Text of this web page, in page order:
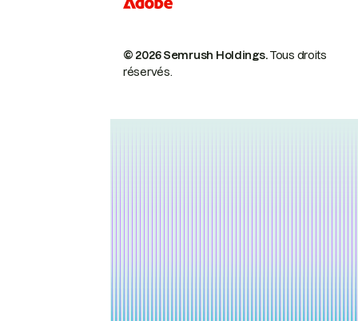
© 2026 Semrush Holdings.Tous droits
réservés.